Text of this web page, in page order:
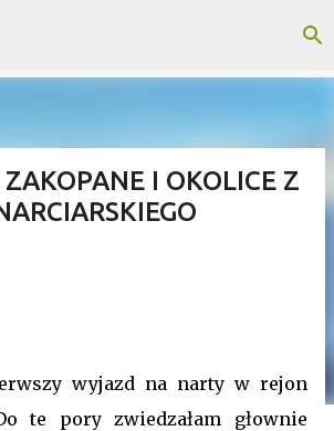
do głównej zawartości
I OKOLICE Z
wyjazd na narty w rejon
te pory zwiedzałam głownie